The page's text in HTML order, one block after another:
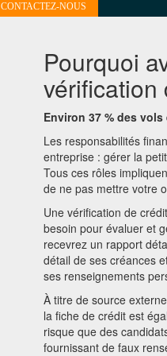
CONTACTEZ-NOUS
Pourquoi
vérification
Environ 37 % des
Les responsabilités
entreprise : gérer la
Tous ces rôles
de ne pas mettre votre
Une vérification de
besoin pour évaluer et
recevrez un rapport
détail de ses créances
ses renseignements
À titre de source
la fiche de crédit est
risque que des
fournissant de faux